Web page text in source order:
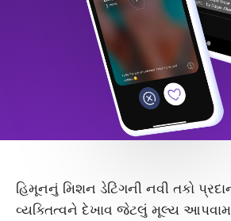
હિમૂનનું મિશન ડેટિંગની નવી તકો
વ્યક્તિત્વને દેખાવ જેટલું મૂલ્ય